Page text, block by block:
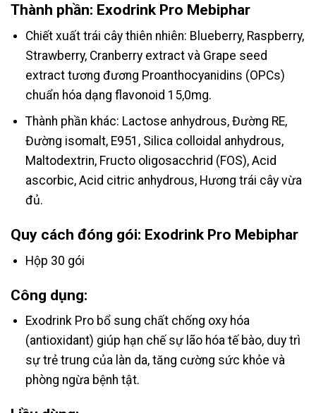
Thành phần: Exodrink Pro Mebiphar
Chiết xuất trái cây thiên nhiên: Blueberry, Raspberry,
Strawberry, Cranberry extract và Grape seed
extract tương đương Proanthocyanidins (OPCs)
chuẩn hóa dạng flavonoid 15,0mg.
Thành phần khác: Lactose anhydrous, Đường RE,
Đường isomalt, E951, Silica colloidal anhydrous,
Maltodextrin, Fructo oligosacchrid (FOS), Acid
ascorbic, Acid citric anhydrous, Hương trái cây vừa
đủ.
Quy cách đóng gói: Exodrink Pro Mebiphar
Hộp 30 gói
Công dụng:
Exodrink Pro bổ sung chất chống oxy hóa
(antioxidant) giúp hạn chế sự lão hóa tế bào, duy trì
sự trẻ trung của làn da, tăng cường sức khỏe và
phòng ngừa bệnh tật.